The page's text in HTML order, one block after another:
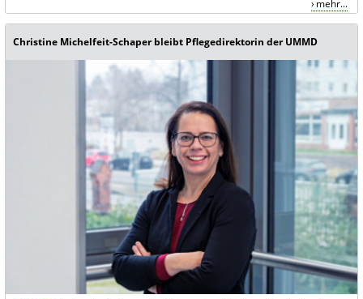
mehr...
Christine Michelfeit-Schaper bleibt Pflegedirektorin der UMMD